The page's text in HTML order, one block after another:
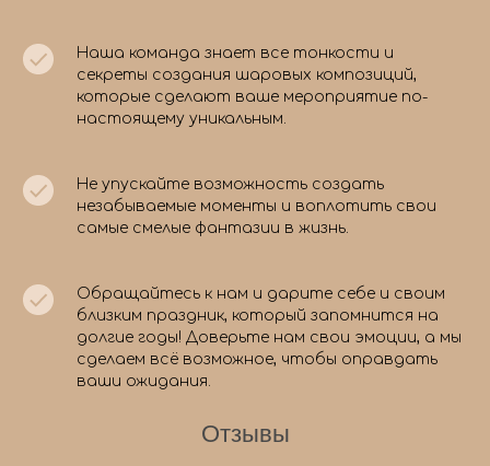
Наша команда знает все тонкости и
секреты создания шаровых композиций,
которые сделают ваше мероприятие по-
настоящему уникальным.
Не упускайте возможность создать
незабываемые моменты и воплотить свои
самые смелые фантазии в жизнь.
Обращайтесь к нам и дарите себе и своим
близким праздник, который запомнится на
долгие годы! Доверьте нам свои эмоции, а мы
сделаем всё возможное, чтобы оправдать
ваши ожидания.
Отзывы